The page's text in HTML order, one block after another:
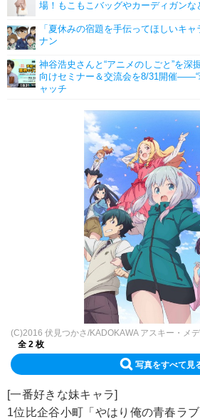
場！もこもこバッグやカーディガンな
「夏休みの宿題を手伝ってほしいキ
ナン
神谷浩史さんと“アニメのしごと”を深
向けセミナー＆交流会を8/31開催――“
ャッチ
(C)2016 伏見つかさ/KADOKAWA アスキー・メ
全 2 枚
写真をすべて見
[一番好きな妹キャラ]
1位比企谷小町「やはり俺の青春ラ